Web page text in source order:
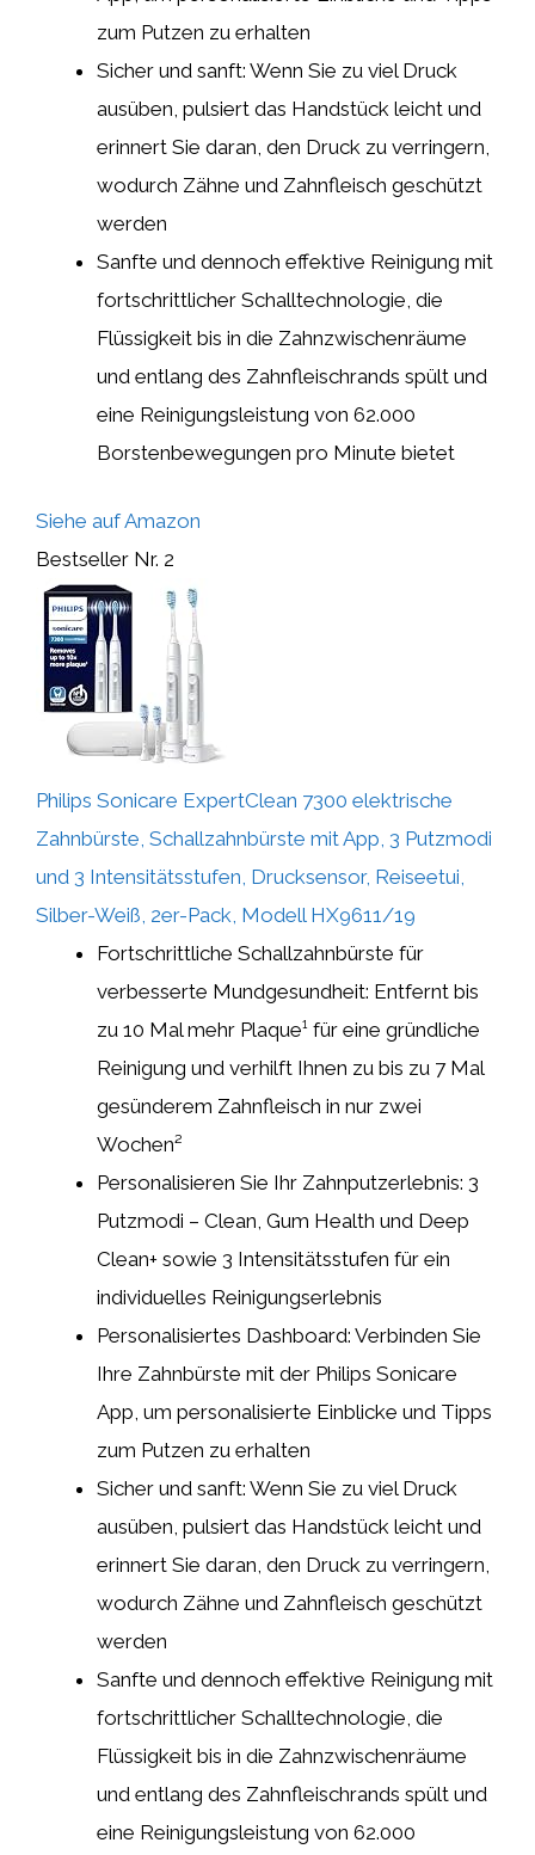
zum Putzen zu erhalten
Sicher und sanft: Wenn Sie zu viel Druck
ausüben, pulsiert das Handstück leicht und
erinnert Sie daran, den Druck zu verringern,
wodurch Zähne und Zahnfleisch geschützt
werden
Sanfte und dennoch effektive Reinigung mit
fortschrittlicher Schalltechnologie, die
Flüssigkeit bis in die Zahnzwischenräume
und entlang des Zahnfleischrands spült und
eine Reinigungsleistung von 62.000
Borstenbewegungen pro Minute bietet
Siehe auf Amazon
Bestseller Nr. 2
Philips Sonicare ExpertClean 7300 elektrische
Zahnbürste, Schallzahnbürste mit App, 3 Putzmodi
und 3 Intensitätsstufen, Drucksensor, Reiseetui,
Silber-Weiß, 2er-Pack, Modell HX9611/19
Fortschrittliche Schallzahnbürste für
verbesserte Mundgesundheit: Entfernt bis
zu 10 Mal mehr Plaque¹ für eine gründliche
Reinigung und verhilft Ihnen zu bis zu 7 Mal
gesünderem Zahnfleisch in nur zwei
Wochen²
Personalisieren Sie Ihr Zahnputzerlebnis: 3
Putzmodi – Clean, Gum Health und Deep
Clean+ sowie 3 Intensitätsstufen für ein
individuelles Reinigungserlebnis
Personalisiertes Dashboard: Verbinden Sie
Ihre Zahnbürste mit der Philips Sonicare
App, um personalisierte Einblicke und Tipps
zum Putzen zu erhalten
Sicher und sanft: Wenn Sie zu viel Druck
ausüben, pulsiert das Handstück leicht und
erinnert Sie daran, den Druck zu verringern,
wodurch Zähne und Zahnfleisch geschützt
werden
Sanfte und dennoch effektive Reinigung mit
fortschrittlicher Schalltechnologie, die
Flüssigkeit bis in die Zahnzwischenräume
und entlang des Zahnfleischrands spült und
eine Reinigungsleistung von 62.000